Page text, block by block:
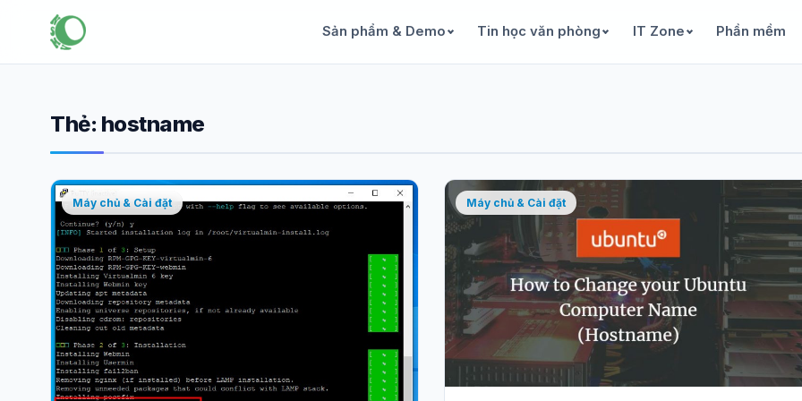
Sản phẩm & Demo Tin học văn phòng IT Zone Phần mềm
Thẻ: hostname
Máy chủ & Cài đặt Máy chủ & Cài đặt